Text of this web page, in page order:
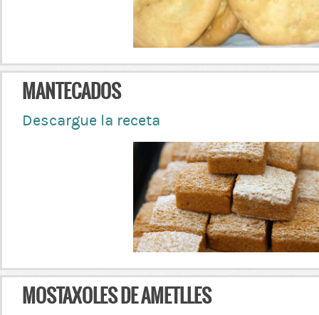
MANTECADOS
Descargue la receta
MOSTAXOLES DE AMETLLES